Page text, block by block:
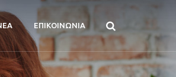
ΕΠΙΚΟΙΝΩΝΙΑ